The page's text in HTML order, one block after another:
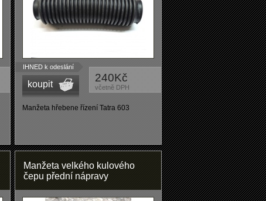
240Kč
včetně DPH
IHNED k odeslání
koupit
Manžeta hřebene řízení Tatra 603
Manžeta velkého kulového
čepu přední nápravy